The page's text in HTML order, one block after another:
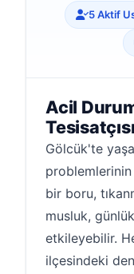
5 Aktif
Acil
Tesisatçısı
Gölcük'te
bir boru,
musluk,
etkileyebilir.
ilçesindeki